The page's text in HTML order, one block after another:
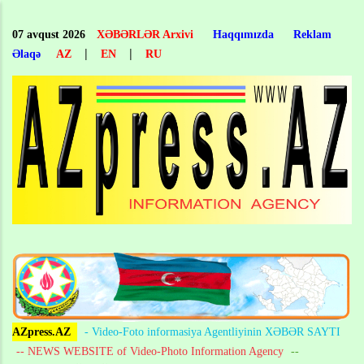
main
content
07 avqust 2026 XƏBƏRLƏR Arxivi Haqqımızda
Reklam
Əlaqə
AZ | EN | RU
AZpress.AZ
- Video-Foto informasiya Agentliyinin XƏBƏR SAYTI
-- NEWS WEBSITE of Video-Photo Information Agency --